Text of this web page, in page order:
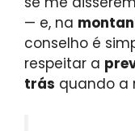
— e, na
conselho é
respeitar a
trás quando a